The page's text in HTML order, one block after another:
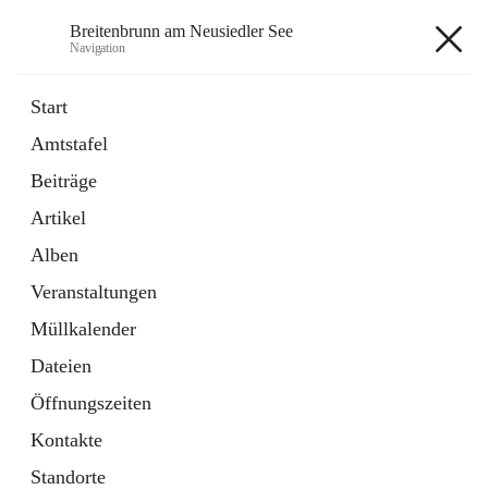
Breitenbrunn am Neusiedler See
Navigation
Start
Amtstafel
Beiträge
Artikel
Alben
Veranstaltungen
Müllkalender
Dateien
Öffnungszeiten
Kontakte
Standorte
18 Schnellzugriffe
Gemeindeservice